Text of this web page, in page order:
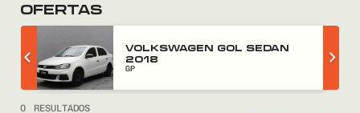
OFERTAS
VOLKSWAGEN GOL SEDAN
2018
GP
0
RESULTADOS